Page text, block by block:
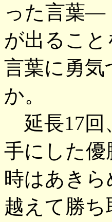
った言葉―
が出るこ
言葉に勇
か。
延長17回
手にした優
時はあき
越えて勝